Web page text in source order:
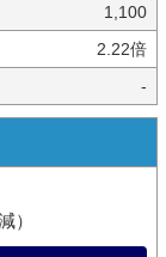
1,100
2.22倍
-
）